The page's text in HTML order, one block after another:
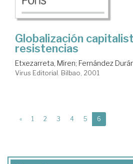
Globalización
resistencias
Etxezarreta, Miren; Fernández
Virus Editorial. Bilbao, 2001
« 1 2 3 4 5 6